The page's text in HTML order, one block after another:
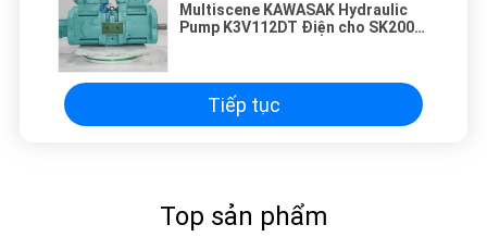
Multiscene KAWASAK Hydraulic
Pump K3V112DT Điện cho SK200-6
Tiếp tục
Top sản phẩm